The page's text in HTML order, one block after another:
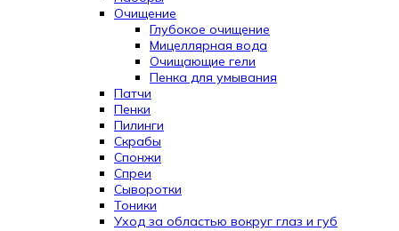
Очищение
Глубокое очищение
Мицеллярная вода
Очищающие гели
Пенка для умывания
Патчи
Пенки
Пилинги
Скрабы
Спонжи
Спреи
Сыворотки
Тоники
Уход за областью вокруг глаз и губ